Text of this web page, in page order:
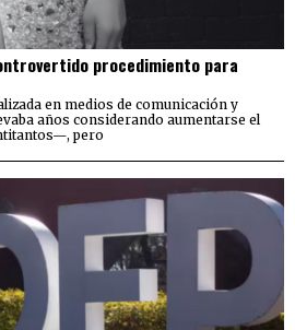
procedimiento para
en medios de comunicación y
años considerando aumentarse el
pero